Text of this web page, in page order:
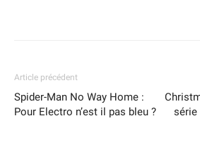
Article précédent
Spider-Man No Way Home :
Pour Electro n’est il pas bleu ?
série